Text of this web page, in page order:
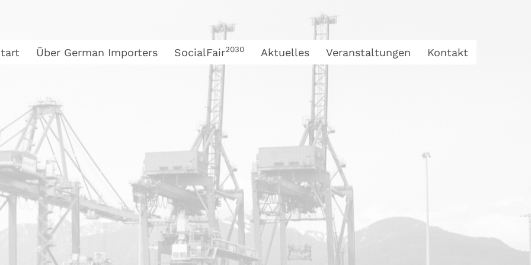
Über German Importers SocialFair2030 Aktuelles Veranstaltungen Kontakt